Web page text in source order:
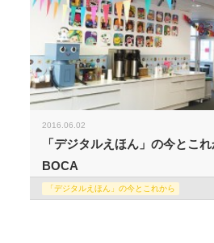
2016.06.02
「デジタルえほん」の今とこ
BOCA
「デジタルえほん」の今とこれから